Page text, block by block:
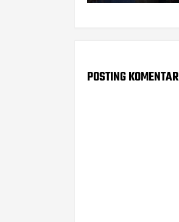
POSTING KOMENTAR